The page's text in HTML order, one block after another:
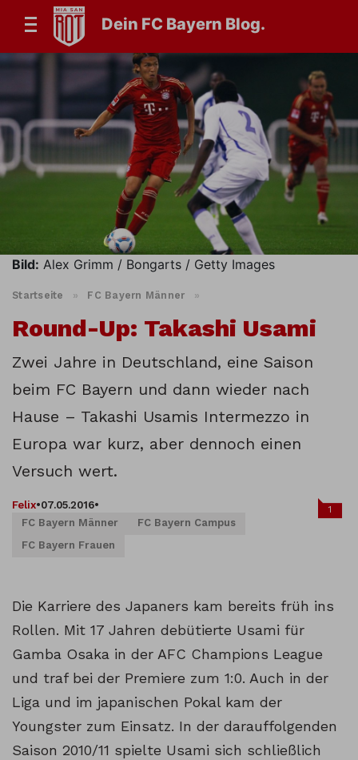
Dein FC Bayern Blog.
Bild: Alex Grimm / Bongarts / Getty Images
Startseite » FC Bayern Männer »
Round-Up: Takashi Usami
Zwei Jahre in Deutschland, eine Saison
beim FC Bayern und dann wieder nach
Hause – Takashi Usamis Intermezzo in
Europa war kurz, aber dennoch einen
Versuch wert.
Felix•07.05.2016•
FC Bayern Männer
FC Bayern Campus
FC Bayern Frauen
1
Die Karriere des Japaners kam bereits früh ins
Rollen. Mit 17 Jahren debütierte Usami für
Gamba Osaka in der AFC Champions League
und traf bei der Premiere zum 1:0. Auch in der
Liga und im japanischen Pokal kam der
Youngster zum Einsatz. In der darauffolgenden
Saison 2010/11 spielte Usami sich schließlich